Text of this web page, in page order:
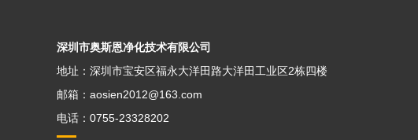
深圳市奥斯恩净化技术有限公司
地址：深圳市宝安区福永大洋田路大洋田工业区2栋四楼
邮箱：aosien2012@163.com
电话：0755-23328202